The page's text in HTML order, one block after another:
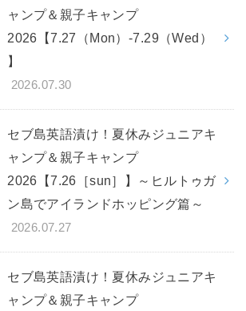
ャンプ＆親子キャンプ
2026【7.27（Mon）-7.29（Wed）
】
2026.07.30
セブ島英語漬け！夏休みジュニアキ
ャンプ＆親子キャンプ
2026【7.26［sun］】～ヒルトゥガ
ン島でアイランドホッピング篇～
2026.07.27
セブ島英語漬け！夏休みジュニアキ
ャンプ＆親子キャンプ